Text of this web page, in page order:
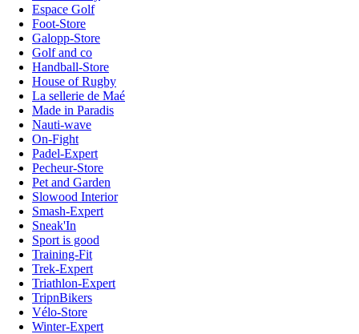
Espace Golf
Foot-Store
Galopp-Store
Golf and co
Handball-Store
House of Rugby
La sellerie de Maé
Made in Paradis
Nauti-wave
On-Fight
Padel-Expert
Pecheur-Store
Pet and Garden
Slowood Interior
Smash-Expert
Sneak'In
Sport is good
Training-Fit
Trek-Expert
Triathlon-Expert
TripnBikers
Vélo-Store
Winter-Expert